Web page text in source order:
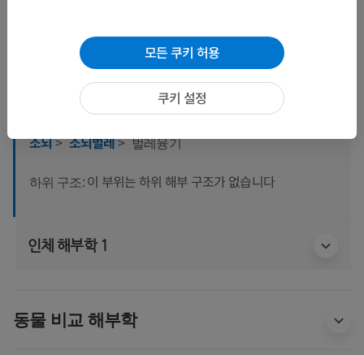
인체 해부학 2
소뇌> 소뇌벌레> 벌레융기
하위 구조: 이 부위는 하위 해부 구조가 없습니다
인체 해부학 1
동물 비교 해부학
모든 쿠키 허용
쿠키 설정